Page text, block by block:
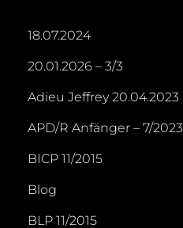
18.07.2024
20.01.2026 – 3/3
Adieu Jeffrey 20.04.2023
APD/R Anfänger – 7/2023
BICP 11/2015
Blog
BLP 11/2015